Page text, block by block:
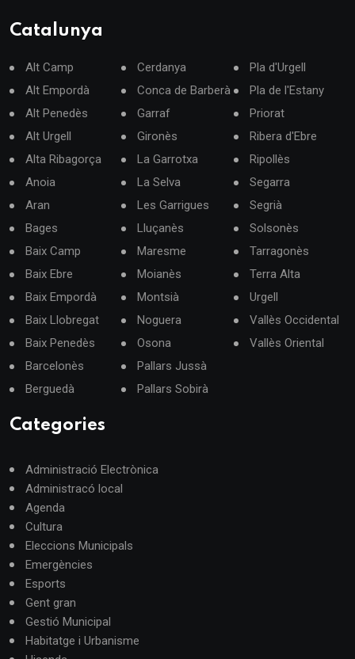
Catalunya
Alt Camp
Alt Empordà
Alt Penedès
Alt Urgell
Alta Ribagorça
Anoia
Aran
Bages
Baix Camp
Baix Ebre
Baix Empordà
Baix Llobregat
Baix Penedès
Barcelonès
Berguedà
Cerdanya
Conca de Barberà
Garraf
Gironès
La Garrotxa
La Selva
Les Garrigues
Lluçanès
Maresme
Moianès
Montsià
Noguera
Osona
Pallars Jussà
Pallars Sobirà
Pla d'Urgell
Pla de l'Estany
Priorat
Ribera d'Ebre
Ripollès
Segarra
Segrià
Solsonès
Tarragonès
Terra Alta
Urgell
Vallès Occidental
Vallès Oriental
Categories
Administració Electrònica
Administracó local
Agenda
Cultura
Eleccions Municipals
Emergències
Esports
Gent gran
Gestió Municipal
Habitatge i Urbanisme